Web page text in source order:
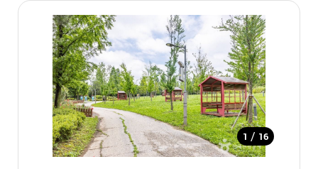
1 / 16